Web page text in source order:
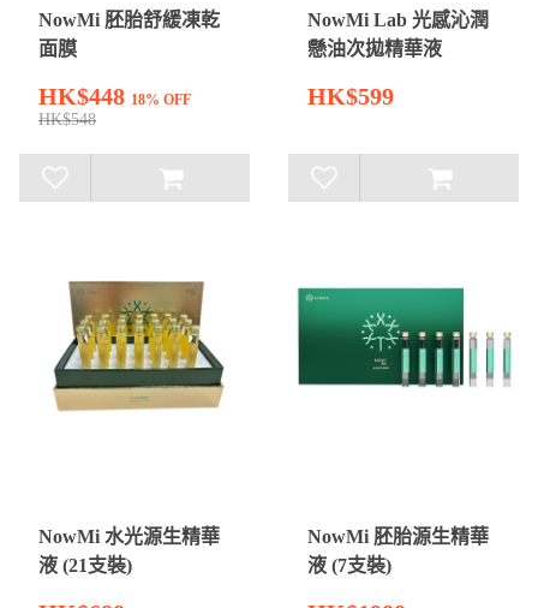
NowMi 胚胎舒緩凍乾
面膜
HK$448 18% OFF
HK$548
NowMi Lab 光感沁潤
懸油次拋精華液
HK$599
NowMi 水光源生精華
液 (21支裝)
NowMi 胚胎源生精華
液 (7支裝)